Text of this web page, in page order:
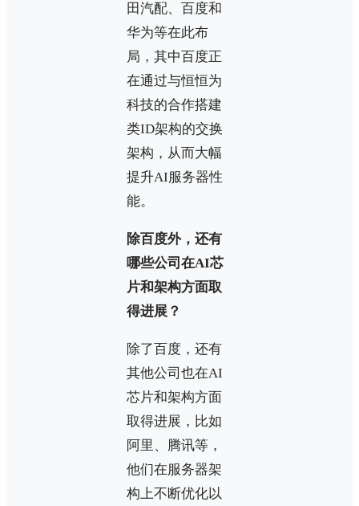
田汽配、百度和
华为等在此布
局，其中百度正
在通过与恒恒为
科技的合作搭建
类ID架构的交换
架构，从而大幅
提升AI服务器性
能。
除百度外，还有
哪些公司在AI芯
片和架构方面取
得进展？
除了百度，还有
其他公司也在AI
芯片和架构方面
取得进展，比如
阿里、腾讯等，
他们在服务器架
构上不断优化以